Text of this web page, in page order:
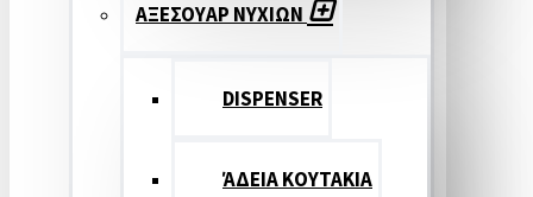
ΑΞΕΣΟΥΑΡ ΝΥΧΙΩΝ
DISPENSER
ΆΔΕΙΑ ΚΟΥΤΑΚΙΑ